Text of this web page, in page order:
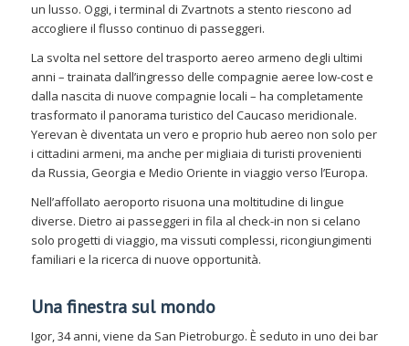
un lusso. Oggi, i terminal di Zvartnots a stento riescono ad
accogliere il flusso continuo di passeggeri.
La svolta nel settore del trasporto aereo armeno degli ultimi
anni – trainata dall’ingresso delle compagnie aeree low-cost e
dalla nascita di nuove compagnie locali – ha completamente
trasformato il panorama turistico del Caucaso meridionale.
Yerevan è diventata un vero e proprio hub aereo non solo per
i cittadini armeni, ma anche per migliaia di turisti provenienti
da Russia, Georgia e Medio Oriente in viaggio verso l’Europa.
Nell’affollato aeroporto risuona una moltitudine di lingue
diverse. Dietro ai passeggeri in fila al check-in non si celano
solo progetti di viaggio, ma vissuti complessi, ricongiungimenti
familiari e la ricerca di nuove opportunità.
Una finestra sul mondo
Igor, 34 anni, viene da San Pietroburgo. È seduto in uno dei bar